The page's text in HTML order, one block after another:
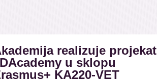
realizuje projekat
u sklopu
KA220-VET